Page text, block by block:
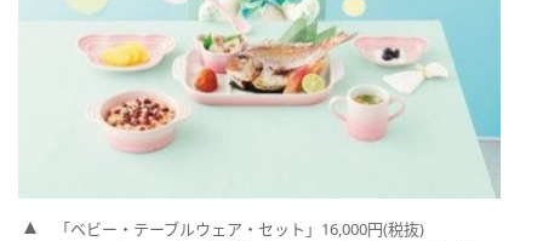
「ベビー・テーブルウェア・セット」16,000円(税抜)